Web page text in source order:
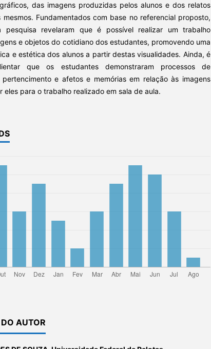
das imagens produzidas pelos alunos e dos relatos
mesmos. Fundamentados com base no referencial proposto,
revelaram que é possível realizar um trabalho
e objetos do cotidiano dos estudantes, promovendo uma
e estética dos alunos a partir destas visualidades. Ainda, é
que os estudantes demonstraram processos de
pertencimento e afetos e memórias em relação às imagens
eles para o trabalho realizado em sala de aula.
AUTOR